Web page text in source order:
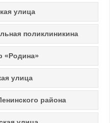
улица
поликлиникина
«Родина»
улица
района